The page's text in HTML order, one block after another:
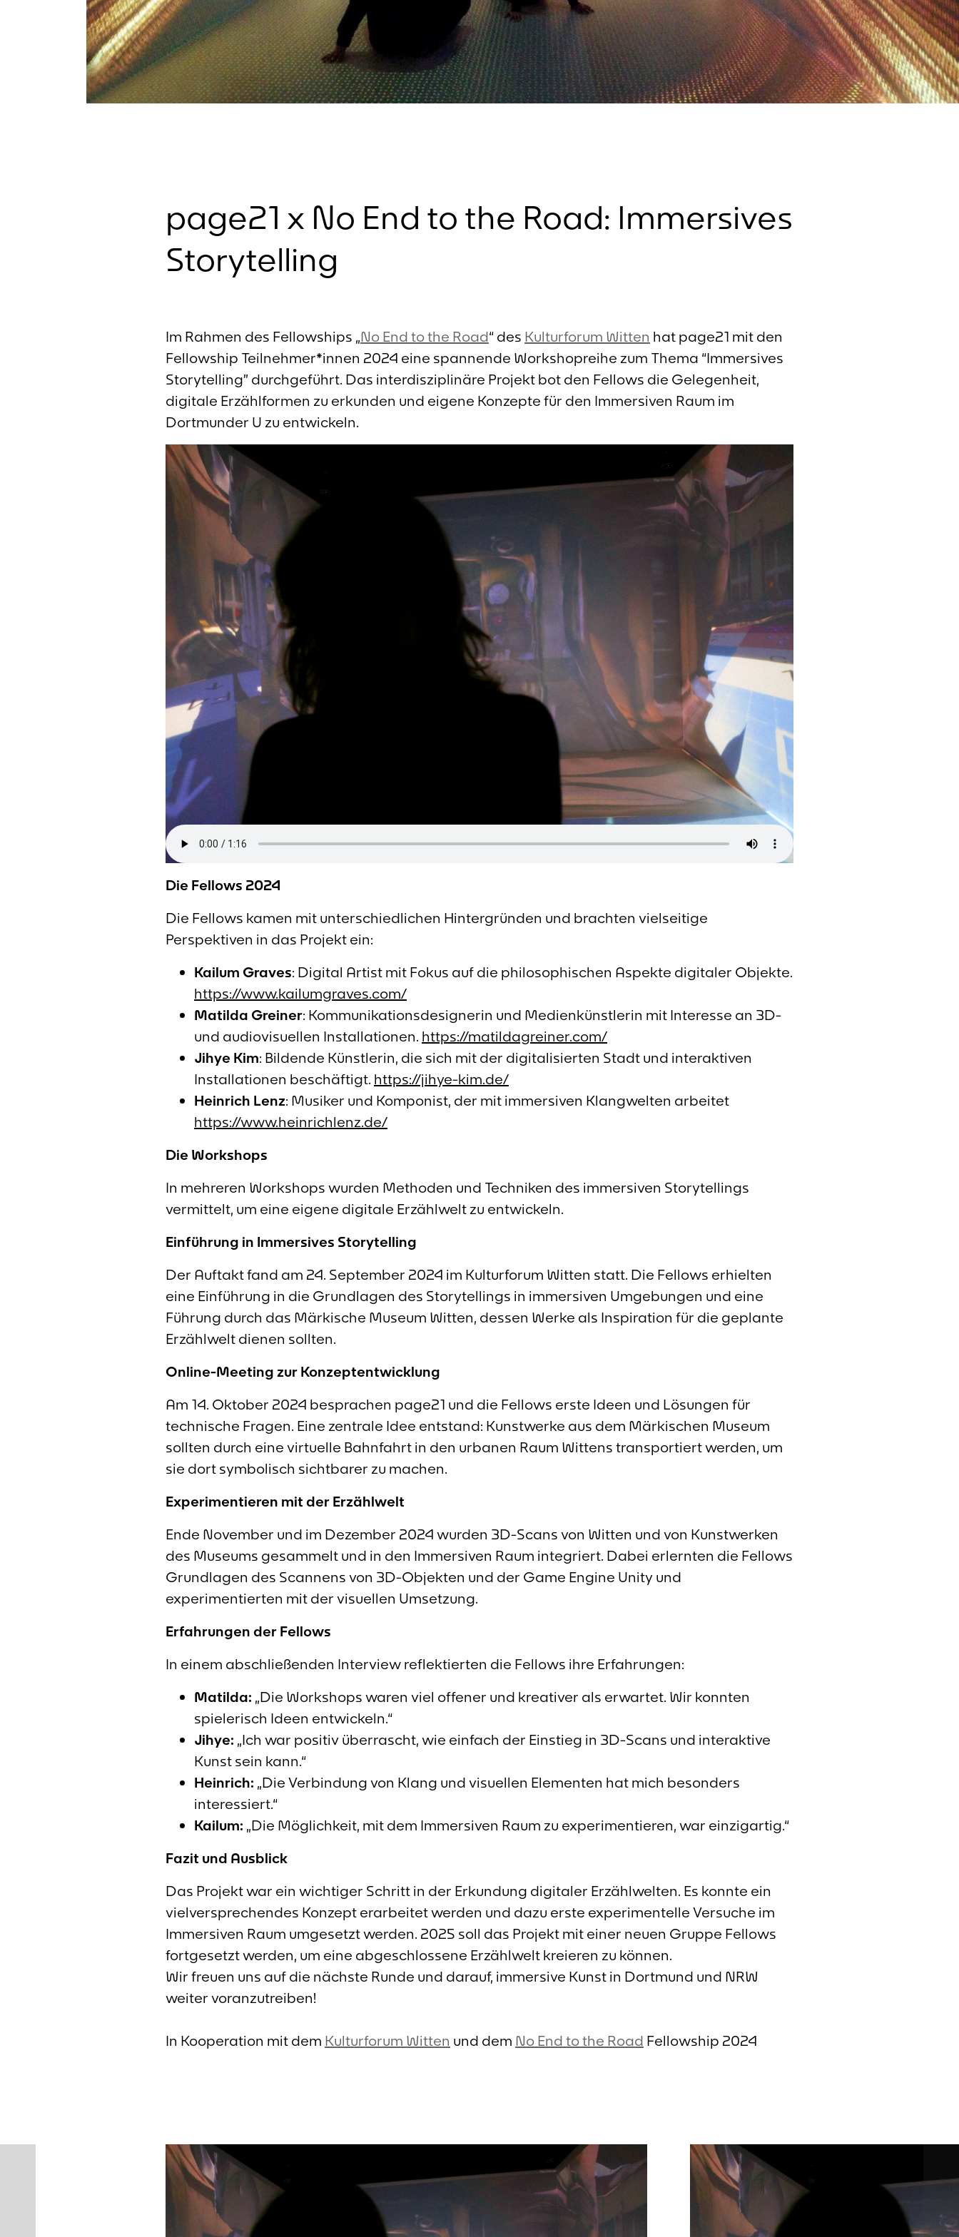
page21 x No End to the Road: Immersives
Storytelling
Im Rahmen des Fellowships „No End to the Road“ des Kulturforum Witten hat page21 mit den
Fellowship Teilnehmer*innen 2024 eine spannende Workshopreihe zum Thema “Immersives
Storytelling” durchgeführt. Das interdisziplinäre Projekt bot den Fellows die Gelegenheit,
digitale Erzählformen zu erkunden und eigene Konzepte für den Immersiven Raum im
Dortmunder U zu entwickeln.
Die Fellows 2024
Die Fellows kamen mit unterschiedlichen Hintergründen und brachten vielseitige
Perspektiven in das Projekt ein:
Kailum Graves: Digital Artist mit Fokus auf die philosophischen Aspekte digitaler Objekte.
https://www.kailumgraves.com/
Matilda Greiner: Kommunikationsdesignerin und Medienkünstlerin mit Interesse an 3D-
und audiovisuellen Installationen. https://matildagreiner.com/
Jihye Kim: Bildende Künstlerin, die sich mit der digitalisierten Stadt und interaktiven
Installationen beschäftigt. https://jihye-kim.de/
Heinrich Lenz: Musiker und Komponist, der mit immersiven Klangwelten arbeitet
https://www.heinrichlenz.de/
Die Workshops
In mehreren Workshops wurden Methoden und Techniken des immersiven Storytellings
vermittelt, um eine eigene digitale Erzählwelt zu entwickeln.
Einführung in Immersives Storytelling
Der Auftakt fand am 24. September 2024 im Kulturforum Witten statt. Die Fellows erhielten
eine Einführung in die Grundlagen des Storytellings in immersiven Umgebungen und eine
Führung durch das Märkische Museum Witten, dessen Werke als Inspiration für die geplante
Erzählwelt dienen sollten.
Online-Meeting zur Konzeptentwicklung
Am 14. Oktober 2024 besprachen page21 und die Fellows erste Ideen und Lösungen für
technische Fragen. Eine zentrale Idee entstand: Kunstwerke aus dem Märkischen Museum
sollten durch eine virtuelle Bahnfahrt in den urbanen Raum Wittens transportiert werden, um
sie dort symbolisch sichtbarer zu machen.
Experimentieren mit der Erzählwelt
Ende November und im Dezember 2024 wurden 3D-Scans von Witten und von Kunstwerken
des Museums gesammelt und in den Immersiven Raum integriert. Dabei erlernten die Fellows
Grundlagen des Scannens von 3D-Objekten und der Game Engine Unity und
experimentierten mit der visuellen Umsetzung.
Erfahrungen der Fellows
In einem abschließenden Interview reflektierten die Fellows ihre Erfahrungen:
Matilda: „Die Workshops waren viel offener und kreativer als erwartet. Wir konnten
spielerisch Ideen entwickeln.“
Jihye: „Ich war positiv überrascht, wie einfach der Einstieg in 3D-Scans und interaktive
Kunst sein kann.“
Heinrich: „Die Verbindung von Klang und visuellen Elementen hat mich besonders
interessiert.“
Kailum: „Die Möglichkeit, mit dem Immersiven Raum zu experimentieren, war einzigartig.“
Fazit und Ausblick
Das Projekt war ein wichtiger Schritt in der Erkundung digitaler Erzählwelten. Es konnte ein
vielversprechendes Konzept erarbeitet werden und dazu erste experimentelle Versuche im
Immersiven Raum umgesetzt werden. 2025 soll das Projekt mit einer neuen Gruppe Fellows
fortgesetzt werden, um eine abgeschlossene Erzählwelt kreieren zu können.
Wir freuen uns auf die nächste Runde und darauf, immersive Kunst in Dortmund und NRW
weiter voranzutreiben!
In Kooperation mit dem Kulturforum Witten und dem No End to the Road Fellowship 2024